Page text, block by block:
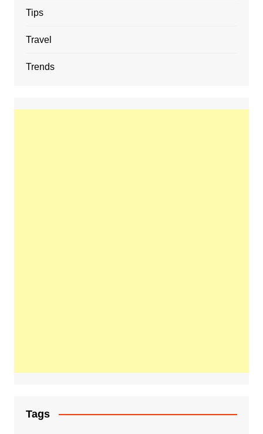
Tips
Travel
Trends
Tags